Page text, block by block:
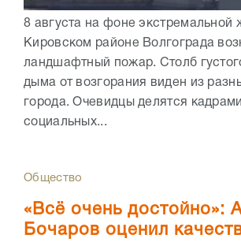
8 августа на фоне экстремальной
Кировском районе Волгограда
ландшафтный пожар. Столб
дыма от возгорания виден из
города. Очевидцы делятся
социальных...
Общество
«Всё очень достойно»:
Бочаров оценил